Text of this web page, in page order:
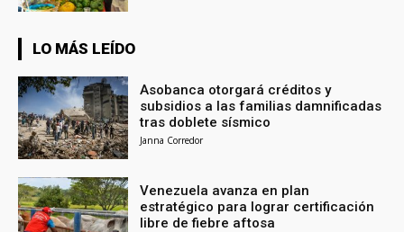
LO MÁS LEÍDO
Asobanca otorgará créditos y
subsidios a las familias damnificadas
tras doblete sísmico
Janna Corredor
Venezuela avanza en plan
estratégico para lograr certificación
libre de fiebre aftosa